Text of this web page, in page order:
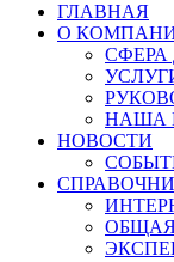
ГЛАВНАЯ
О
СФЕРА
НАША
НОВОСТИ